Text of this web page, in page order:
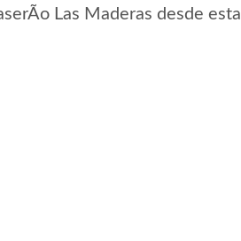
Las Maderas desde esta